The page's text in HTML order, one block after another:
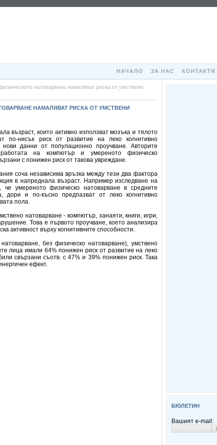
НАЧАЛО ЗА НАС КОНТАКТИ
натоварване намаляват риска от умствени
НАМАЛЯВАТ РИСКА ОТ УМСТВЕНИ
възраст, които активно използват мозъка и тялото
по-нисък риск от развитие на леко когнитивно
нови данни от популационно проучване. Авторите
на компютър и умереното физическо
с понижен риск от такова увреждане.
соча независима връзка между тези два фактора
в напреднала възраст. Например изследване на
умереното физическо натоварване в средните
дори и по-късно предпазват от леко когнитивно
пола.
натоварване - компютър, занаяти, книги, игри,
Това е първото проучване, което анализира
активност върху когнитивните способности.
без физическо натоварване), умствено
лица имали 64% понижен риск от развитие на леко
свързани съотв. с 47% и 39% понижен риск. Така
ефект.
БЮЛЕТИН
Вашият e-mail: